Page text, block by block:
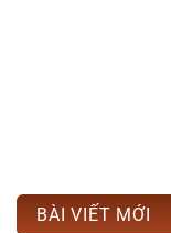
BÀI VIẾT MỚI